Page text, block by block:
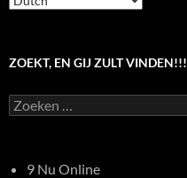
ZOEKT, EN GIJ ZULT VINDEN!!!
Zoeken
naar:
9 Nu Online